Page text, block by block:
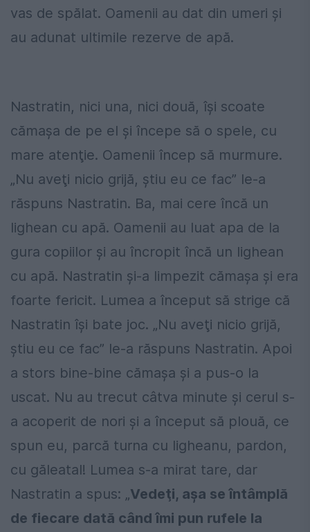
vas de spălat. Oamenii au dat din umeri şi
au adunat ultimile rezerve de apă.
Nastratin, nici una, nici două, îşi scoate
cămaşa de pe el şi începe să o spele, cu
mare atenţie. Oamenii încep să murmure.
„Nu aveţi nicio grijă, ştiu eu ce fac” le-a
răspuns Nastratin. Ba, mai cere încă un
lighean cu apă. Oamenii au luat apa de la
gura copiilor şi au încropit încă un lighean
cu apă. Nastratin şi-a limpezit cămaşa şi era
foarte fericit. Lumea a început să strige că
Nastratin îşi bate joc. „Nu aveţi nicio grijă,
ştiu eu ce fac” le-a răspuns Nastratin. Apoi
a stors bine-bine cămaşa şi a pus-o la
uscat. Nu au trecut câtva minute şi cerul s-
a acoperit de nori şi a început să plouă, ce
spun eu, parcă turna cu ligheanu, pardon,
cu găleatal! Lumea s-a mirat tare, dar
Nastratin a spus: „Vedeţi, aşa se întâmplă
de fiecare dată când îmi pun rufele la